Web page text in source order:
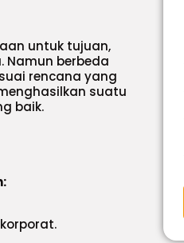
untuk tujuan,
Namun berbeda
rencana yang
suatu
baik.